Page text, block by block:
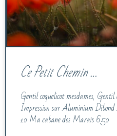
Ce Petit Chemin …
Gentil coquelicot mesdames,
Impression sur Aluminium
10 Ma cabane des Marais 650